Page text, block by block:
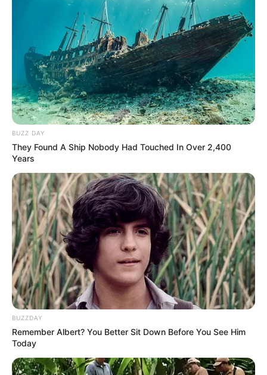
BUZZ DAY
They Found A Ship Nobody Had Touched In Over 2,400
Years
BUZZDAY
Remember Albert? You Better Sit Down Before You See Him
Today